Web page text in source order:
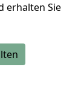
erhalten Sie